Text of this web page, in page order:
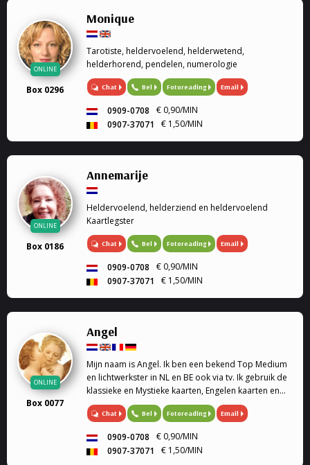
ONLINE
Box 0296
Monique
Tarotiste, heldervoelend, helderwetend,
helderhorend, pendelen, numerologie
Chat Bel Fotoreading Email
0909-0708
€ 0,90/MIN
0907-37071
€ 1,50/MIN
ONLINE
Box 0186
Annemarije
Heldervoelend, helderziend en heldervoelend
Kaartlegster
Chat Bel Fotoreading Email
0909-0708
€ 0,90/MIN
0907-37071
€ 1,50/MIN
ONLINE
Box 0077
Angel
Mijn naam is Angel. Ik ben een bekend Top Medium
en lichtwerkster in NL en BE ook via tv. Ik gebruik de
klassieke en Mystieke kaarten, Engelen kaarten en
pendel waardoor ik jullie antwoorden kan geven op
al jullie vragen. Bied ook hulp als ervaren
gesprekstherapeute om de juiste inzichten te geven.
Chat Bel Fotoreading Email
0909-0708
€ 0,90/MIN
0907-37071
€ 1,50/MIN